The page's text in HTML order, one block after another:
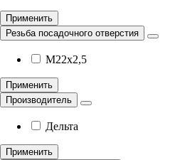
Применить
Резьба посадочного отверстия
М22х2,5
Применить
Производитель
Дельта
Применить